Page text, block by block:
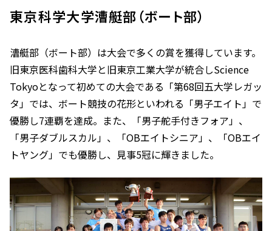
東京科学大学漕艇部（ボート部）
漕艇部（ボート部）は大会で多くの賞を獲得しています。
旧東京医科歯科大学と旧東京工業大学が統合しScience
Tokyoとなって初めての大会である「第68回五大学レガッ
タ」では、ボート競技の花形といわれる「男子エイト」で
優勝し7連覇を達成。また、「男子舵手付きフォア」、
「男子ダブルスカル」、「OBエイトシニア」、「OBエイ
トヤング」でも優勝し、見事5冠に輝きました。